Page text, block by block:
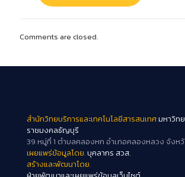
Comments are closed.
สำนักวิทยบริการและเทคโนโลยีสารสนเทศมหาวิท
ราชมงคลธัญบุรี
39 หมู่ที่ 1 ตำบลคลองหก อำเภอคลองหลวง จังหวั
เผยแพร่ข้อมูลโดย.บุคลากร สวส.
สร้างและพัฒนาโดย.